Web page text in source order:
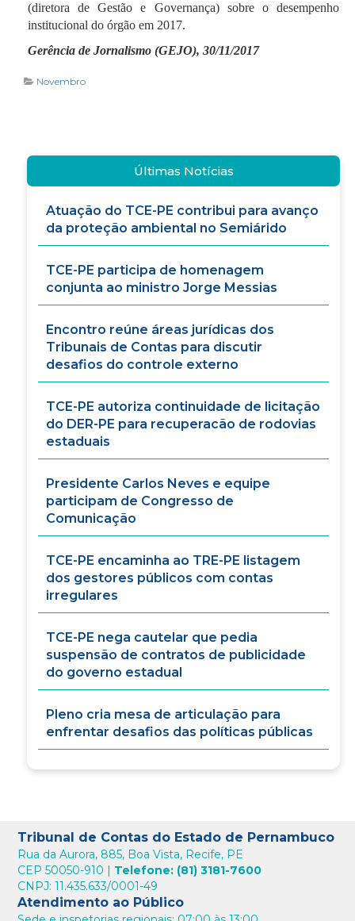
(diretora de Gestão e Governança) sobre o desempenho
institucional do órgão em 2017.
Gerência de Jornalismo (GEJO), 30/11/2017
Novembro
Últimas Notícias
Atuação do TCE-PE contribui para avanço
da proteção ambiental no Semiárido
TCE-PE participa de homenagem
conjunta ao ministro Jorge Messias
Encontro reúne áreas jurídicas dos
Tribunais de Contas para discutir
desafios do controle externo
TCE-PE autoriza continuidade de licitação
do DER-PE para recuperacão de rodovias
estaduais
Presidente Carlos Neves e equipe
participam de Congresso de
Comunicação
TCE-PE encaminha ao TRE-PE listagem
dos gestores públicos com contas
irregulares
TCE-PE nega cautelar que pedia
suspensão de contratos de publicidade
do governo estadual
Pleno cria mesa de articulação para
enfrentar desafios das políticas públicas
Tribunal de Contas do Estado de Pernambuco
Rua da Aurora, 885, Boa Vista, Recife, PE
CEP 50050-910 | Telefone: (81) 3181-7600
CNPJ: 11.435.633/0001-49
Atendimento ao Público